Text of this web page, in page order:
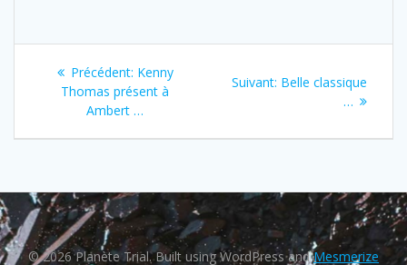
Navigation
l’article
Précédent: Previous
post:
Kenny
Thomas présent à
Ambert …
Suivant: Next
Belle classique
…
© 2026 Planète Trial. Built using WordPress andMesmerize